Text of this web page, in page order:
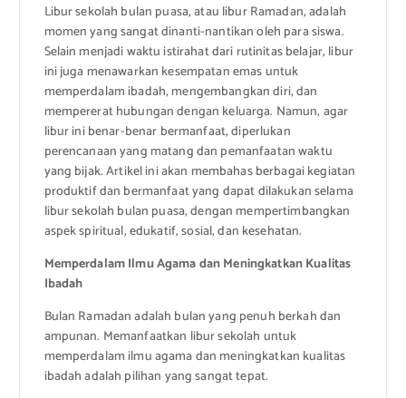
Libur sekolah bulan puasa, atau libur Ramadan, adalah
momen yang sangat dinanti-nantikan oleh para siswa.
Selain menjadi waktu istirahat dari rutinitas belajar, libur
ini juga menawarkan kesempatan emas untuk
memperdalam ibadah, mengembangkan diri, dan
mempererat hubungan dengan keluarga. Namun, agar
libur ini benar-benar bermanfaat, diperlukan
perencanaan yang matang dan pemanfaatan waktu
yang bijak. Artikel ini akan membahas berbagai kegiatan
produktif dan bermanfaat yang dapat dilakukan selama
libur sekolah bulan puasa, dengan mempertimbangkan
aspek spiritual, edukatif, sosial, dan kesehatan.
Memperdalam Ilmu Agama dan Meningkatkan Kualitas
Ibadah
Bulan Ramadan adalah bulan yang penuh berkah dan
ampunan. Memanfaatkan libur sekolah untuk
memperdalam ilmu agama dan meningkatkan kualitas
ibadah adalah pilihan yang sangat tepat.